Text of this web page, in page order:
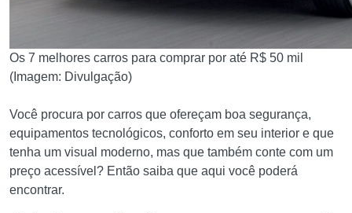
Os 7 melhores carros para comprar por até R$ 50 mil
(Imagem: Divulgação)
Você procura por carros que ofereçam boa segurança,
equipamentos tecnológicos, conforto em seu interior e que
tenha um visual moderno, mas que também conte com um
preço acessível? Então saiba que aqui você poderá
encontrar.